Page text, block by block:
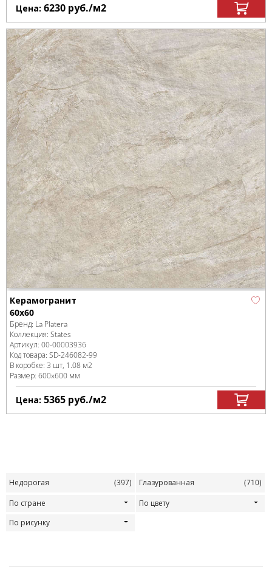
Цена: 6230 руб./м2
Керамогранит
60x60
Бренд: La Platera
Коллекция: States
Артикул: 00-00003936
Код товара: SD-246082-99
В коробке: 3 шт, 1.08 м2
Размер: 600x600 мм
Цена: 5365 руб./м2
Недорогая (397) Глазурованная
(710)
По стране
По цвету
По рисунку